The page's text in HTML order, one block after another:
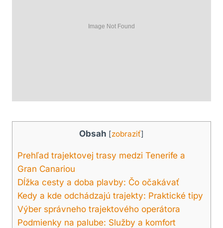
Obsah [zobraziť]
Prehľad trajektovej trasy medzi Tenerife a
Gran Canariou
Dĺžka cesty a doba plavby: Čo očakávať
Kedy a kde odchádzajú trajekty: Praktické tipy
Výber správneho trajektového operátora
Podmienky na palube: Služby a komfort